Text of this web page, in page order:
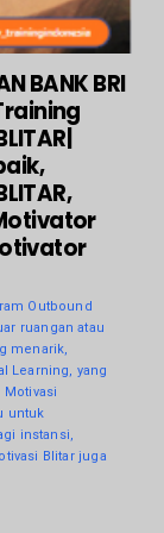
BANK BRI
Outbound
ruangan atau
menarik,
Learning, yang
untuk
instansi,
Blitar juga